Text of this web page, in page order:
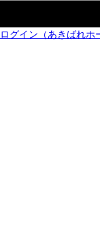
ログイン（あきばれホ